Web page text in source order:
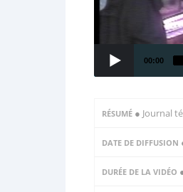
00:00
RÉSUMÉ ● Journal
DATE DE DIFFUSION
DURÉE DE LA VIDÉO